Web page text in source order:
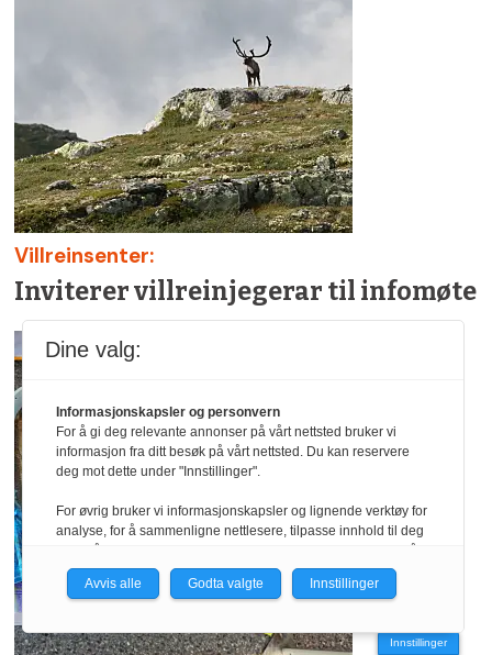
Villreinsenter:
Inviterer villreinjegerar til infomøte
Innstillinger
Dine valg:
Informasjonskapsler og personvern
For å gi deg relevante annonser på vårt nettsted bruker vi
informasjon fra ditt besøk på vårt nettsted. Du kan reservere
deg mot dette under "Innstillinger".
For øvrig bruker vi informasjonskapsler og lignende verktøy for
analyse, for å sammenligne nettlesere, tilpasse innhold til deg
personvernerklæring.
du få relevante annonser på nettstedene til medlemmene i
nettverket basert på informasjon fra dine besøk på tvers av
Avvis alle Godta valgte Innstillinger